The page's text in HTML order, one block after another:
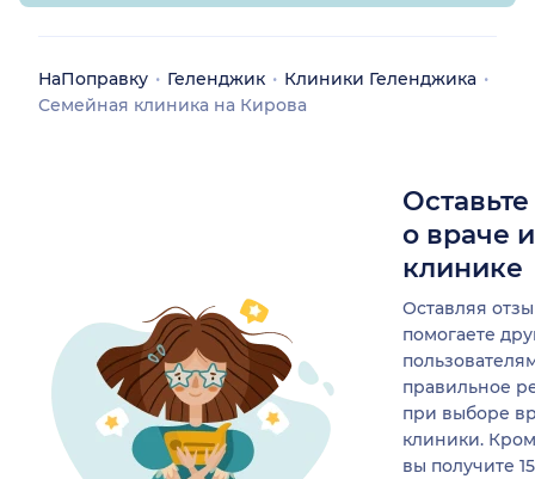
Успехов и процветания
НаПоправку Геленджик
Клиники Геленджика
Семейная клиника на Кирова
о враче
клинике
Оставляя
помогаете
правильное
при выборе
клиники.
вы получите